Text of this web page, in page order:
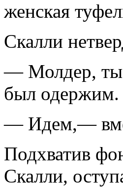
женская
Скалли
— Молдер, ты
был одержим.
— Идем,—
Подхватив
Скалли,